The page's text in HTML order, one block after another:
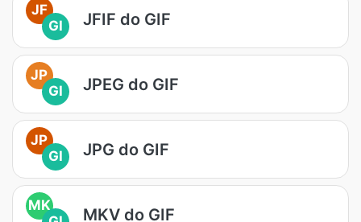
JF
GI
JFIF do GIF
JP
GI
JPEG do GIF
JP
GI
JPG do GIF
MK
MKV do GIF